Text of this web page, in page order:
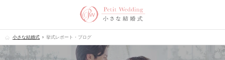
小さな結婚式 挙式レポート・ブログ